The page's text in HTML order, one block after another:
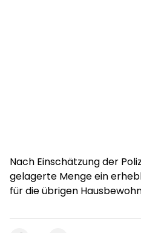
Nach Einschätzung der
gelagerte Menge ein
für die übrigen